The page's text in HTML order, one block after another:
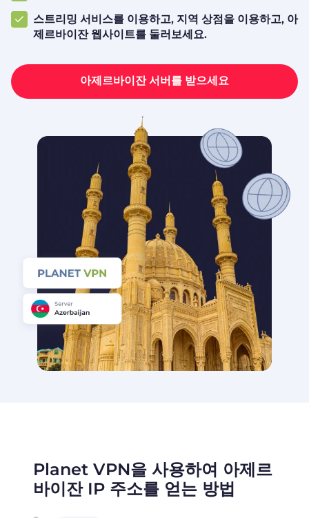
스트리밍 서비스를 이용하고, 지역 상점을 이용하고, 아
제르바이잔 웹사이트를 둘러보세요.
아제르바이잔 서버를 받으세요
Planet VPN을 사용하여 아제르
바이잔 IP 주소를 얻는 방법